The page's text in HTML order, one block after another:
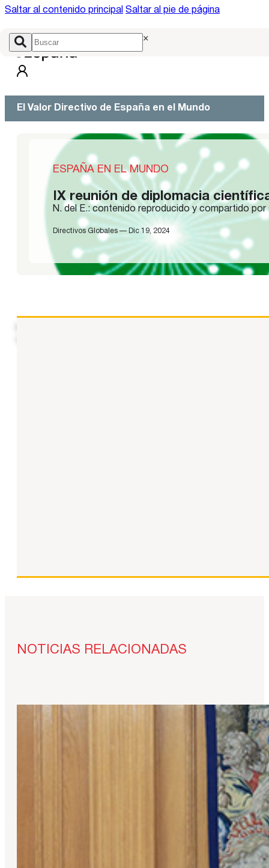
Saltar al contenido principal Saltar al pie de página
×
El Valor Directivo de España en el Mundo
ESPAÑA EN EL MUNDO
IX reunión de diplomacia
N. del E.: contenido reproducido y compartido
Directivos Globales — Dic 19, 2024
NOTICIAS RELACIONADAS